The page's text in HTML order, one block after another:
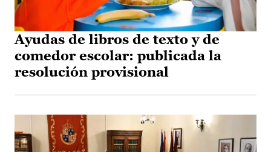
Ayudas de libros de texto y de
comedor escolar: publicada la
resolución provisional